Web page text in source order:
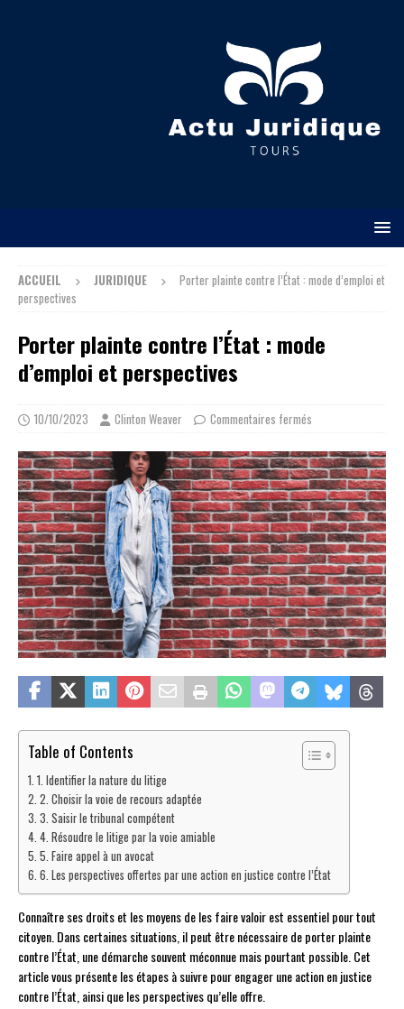
ACCUEIL JURIDIQUE
Porter plainte contre l’État : mode d’emploi et
perspectives
Porter plainte contre l’État : mode
d’emploi et perspectives
10/10/2023 Clinton Weaver Commentaires fermés
Table of Contents
1. Identifier la nature du litige
2. Choisir la voie de recours adaptée
3. Saisir le tribunal compétent
4. Résoudre le litige par la voie amiable
5. Faire appel à un avocat
6. Les perspectives offertes par une action en justice contre l’État
Connaître ses droits et les moyens de les faire valoir est essentiel pour tout
citoyen. Dans certaines situations, il peut être nécessaire de porter plainte
contre l’État, une démarche souvent méconnue mais pourtant possible. Cet
article vous présente les étapes à suivre pour engager une action en justice
contre l’État, ainsi que les perspectives qu’elle offre.